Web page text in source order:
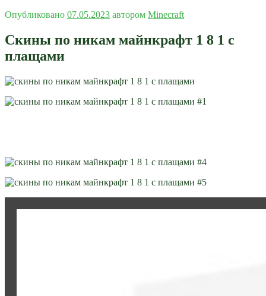
Опубликовано 07.05.2023 автором Minecraft
Скины по никам майнкрафт 1 8 1 с
плащами